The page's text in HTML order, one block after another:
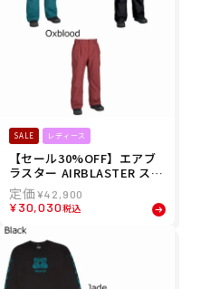
SALE レディース
【セール30%OFF】エアブ
ラスター AIRBLASTER スノ
ボー スノボ スノーボード ウ
ェア パンツ CYPRESS PANT
AB26WPNT-1225 レディー
ス 女性 25-26
¥42,900
¥30,030税込